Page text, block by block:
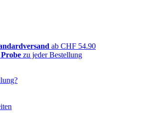
ab CHF 54.90
Probe zu jeder Bestellung